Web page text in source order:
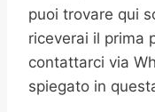
puoi trovare qui
riceverai il prima
contattarci via
spiegato in